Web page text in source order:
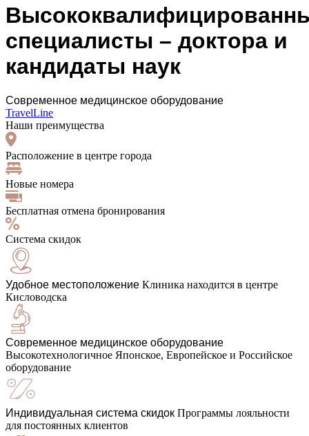
специалисты – доктора и
кандидаты наук
Современное медицинское оборудование
TravelLine
Наши преимущества
Расположение в центре города
Новые номера
Бесплатная отмена бронирования
Система скидок
Удобное местоположение Клиника находится в центре
Кисловодска
Современное медицинское оборудование
Высокотехнологичное Японское, Европейское и Российское
оборудование
Индивидуальная система скидок Программы лояльности
для постоянных клиентов